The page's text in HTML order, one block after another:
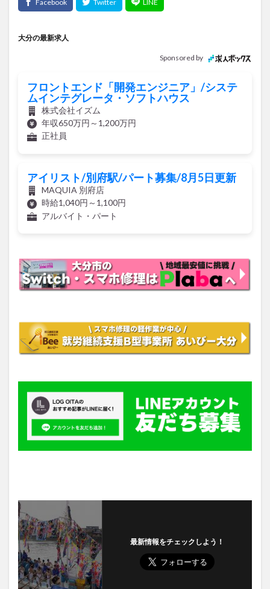
大分の最新求人
Sponsored by
フロントエンド「開発エンジニア」/システ
ムインテグレータ・ソフトハウス
株式会社イズム
年収650万円～1,200万円
正社員
アイリスト/別府駅/パート募集/8月5日更新
MAQUIA 別府店
時給1,040円～1,100円
アルバイト・パート
最新情報をチェックしよう！